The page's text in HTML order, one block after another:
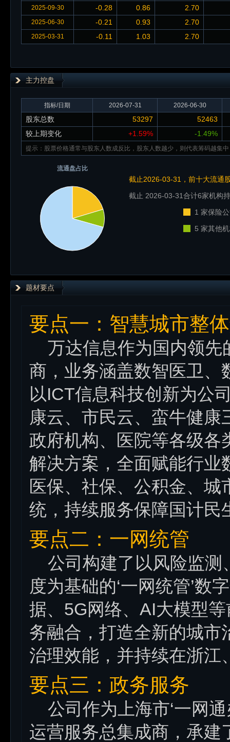
2025-09-30 -0.28 0.86 2.70
2025-06-30 -0.21 0.93 2.70
2025-03-31 -0.11 1.03 2.70
主力控盘
指标/日期 2026-07-31 2026-06-30
股东总数 53297
52463
较上期变化
+1.59% -1.49%
提示：股票价格通常与股东人数成反比，股东人数越少，则代表筹码越集
流通盘占比
截止2026-03-31，前十大流通
截止 2026-03-31合计6家机构
1 家保险
5 家其他
题材要点
要点一：智慧城市整
万达信息作为国内领先
商，业务涵盖数智医卫、
以ICT信息科技创新为公
康云、市民云、蛮牛健
政府机构、医院等各级各
解决方案，全面赋能行业
医保、社保、公积金、
统，持续服务保障国计民
要点二：一网统管
公司构建了以风险监测
度为基础的‘一网统管’数
据、5G网络、AI大模型
务融合，打造全新的城市
治理效能，并持续在浙江
要点三：政务服务
公司作为上海市‘一网
运营服务总集成商，承建